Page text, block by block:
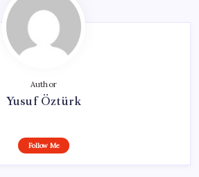
Author
Yusuf Öztürk
Follow Me